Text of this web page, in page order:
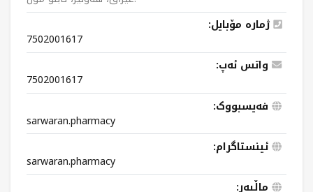
ژمارە مۆبایل:
7502001617
واتس ئەپ:
7502001617
فەیسبووک:
sarwaran.pharmacy
ئینستاگرام:
sarwaran.pharmacy
ماڵپەڕ: